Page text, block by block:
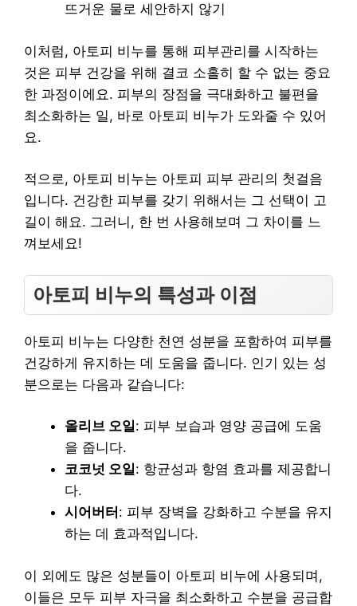
뜨거운 물로 세안하지 않기
이처럼, 아토피 비누를 통해 피부관리를 시작하는
것은 피부 건강을 위해 결코 소홀히 할 수 없는 중요
한 과정이에요. 피부의 장점을 극대화하고 불편을
최소화하는 일, 바로 아토피 비누가 도와줄 수 있어
요.
적으로, 아토피 비누는 아토피 피부 관리의 첫걸음
입니다. 건강한 피부를 갖기 위해서는 그 선택이 고
길이 해요. 그러니, 한 번 사용해보며 그 차이를 느
껴보세요!
아토피 비누의 특성과 이점
아토피 비누는 다양한 천연 성분을 포함하여 피부를
건강하게 유지하는 데 도움을 줍니다. 인기 있는 성
분으로는 다음과 같습니다:
올리브 오일: 피부 보습과 영양 공급에 도움
을 줍니다.
코코넛 오일: 항균성과 항염 효과를 제공합니
다.
시어버터 : 피부 장벽을 강화하고 수분을 유지
하는 데 효과적입니다.
이 외에도 많은 성분들이 아토피 비누에 사용되며,
이들은 모두 피부 자극을 최소화하고 수분을 공급합